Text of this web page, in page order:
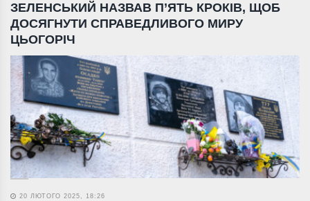
ЗЕЛЕНСЬКИЙ НАЗВАВ П’ЯТЬ КРОКІВ, ЩОБ
ДОСЯГНУТИ СПРАВЕДЛИВОГО МИРУ
ЦЬОГОРІЧ
20 ЛЮТОГО 2025, 18:26